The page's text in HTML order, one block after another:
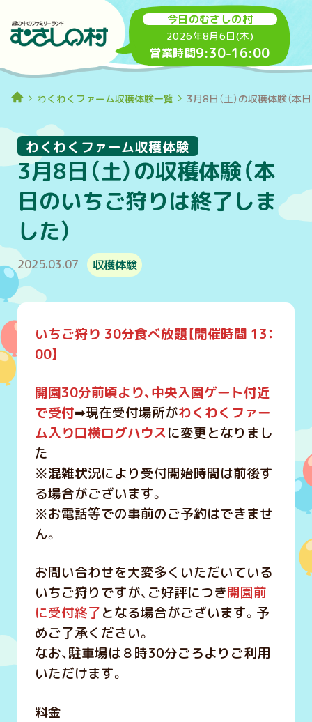
今日のむさしの村
2026年8月6日(木)
営業時間9:30-16:00
わくわくファーム収穫体験一覧 3月8日（土）の収穫体験（本
3月8日（土）の収穫体験（本
日のいちご狩りは終了しま
した）
わくわくファーム収穫体験
2025.03.07 収穫体験
いちご狩り 30分食べ放題【開催時間 13：
00】
開園30分前頃より、中央入園ゲート付近
で受付➡現在受付場所がわくわくファー
ム入り口横ログハウスに変更となりまし
た
※混雑状況により受付開始時間は前後す
る場合がございます。
※お電話等での事前のご予約はできませ
ん。
お問い合わせを大変多くいただいている
いちご狩りですが、ご好評につき開園前
に受付終了となる場合がございます。予
めご了承ください。
なお、駐車場は８時30分ごろよりご利用
いただけます。
料金